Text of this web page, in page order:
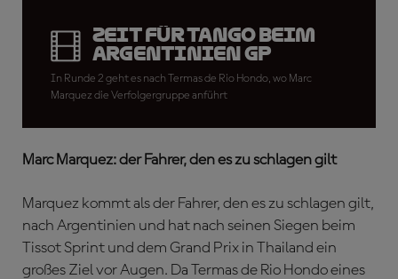
Zeit für Tango beim
Argentinien GP
In Runde 2 geht es nach Termas de Rio Hondo, wo Marc
Marquez die Verfolgergruppe anführt
Marc Marquez: der Fahrer, den es zu schlagen gilt
Marquez kommt als der Fahrer, den es zu schlagen gilt,
nach Argentinien und hat nach seinen Siegen beim
Tissot Sprint und dem Grand Prix in Thailand ein
großes Ziel vor Augen. Da Termas de Rio Hondo eines